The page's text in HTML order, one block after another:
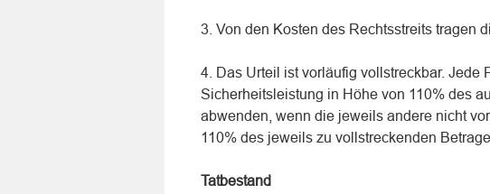
3. Von den Kosten des Rechtsstreits tragen
4. Das Urteil ist vorläufig vollstreckbar. Jede
Sicherheitsleistung in Höhe von 110% des
abwenden, wenn die jeweils andere nicht
110% des jeweils zu vollstreckenden
Tatbestand